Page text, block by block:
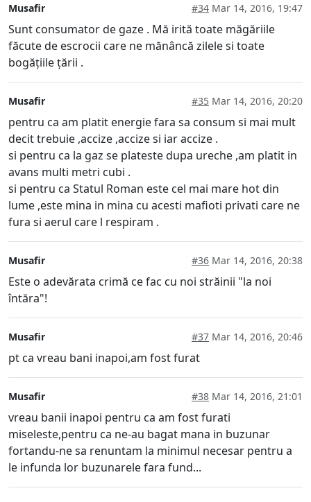
Musafir #34 Mar 14, 2016, 19:47
Sunt consumator de gaze . Mă irită toate măgăriile
făcute de escrocii care ne mănâncă zilele si toate
bogățiile țării .
Musafir #35 Mar 14, 2016, 20:20
pentru ca am platit energie fara sa consum si mai mult
decit trebuie ,accize ,accize si iar accize .
si pentru ca la gaz se plateste dupa ureche ,am platit in
avans multi metri cubi .
si pentru ca Statul Roman este cel mai mare hot din
lume ,este mina in mina cu acesti mafioti privati care ne
fura si aerul care l respiram .
Musafir #36 Mar 14, 2016, 20:38
Este o adevărata crimă ce fac cu noi străinii "la noi
întăra"!
Musafir #37 Mar 14, 2016, 20:46
pt ca vreau bani inapoi,am fost furat
Musafir #38 Mar 14, 2016, 21:01
vreau banii inapoi pentru ca am fost furati
miseleste,pentru ca ne-au bagat mana in buzunar
fortandu-ne sa renuntam la minimul necesar pentru a
le infunda lor buzunarele fara fund...